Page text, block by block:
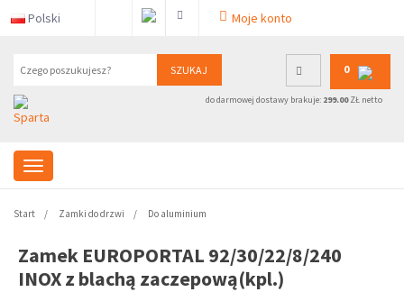
Polski Moje konto
SZUKAJ 0
do darmowej dostawy brakuje: 299.00ZŁ netto
Start Zamki do drzwi Do aluminium
Zamek EUROPORTAL 92/30/22/8/240
INOX z blachą zaczepową(kpl.)